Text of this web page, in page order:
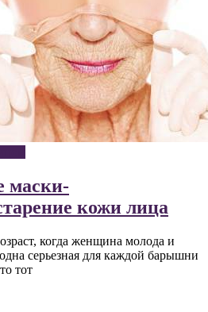
маски-
кожи лица
когда женщина молода и
серьезная для каждой барышни
тот